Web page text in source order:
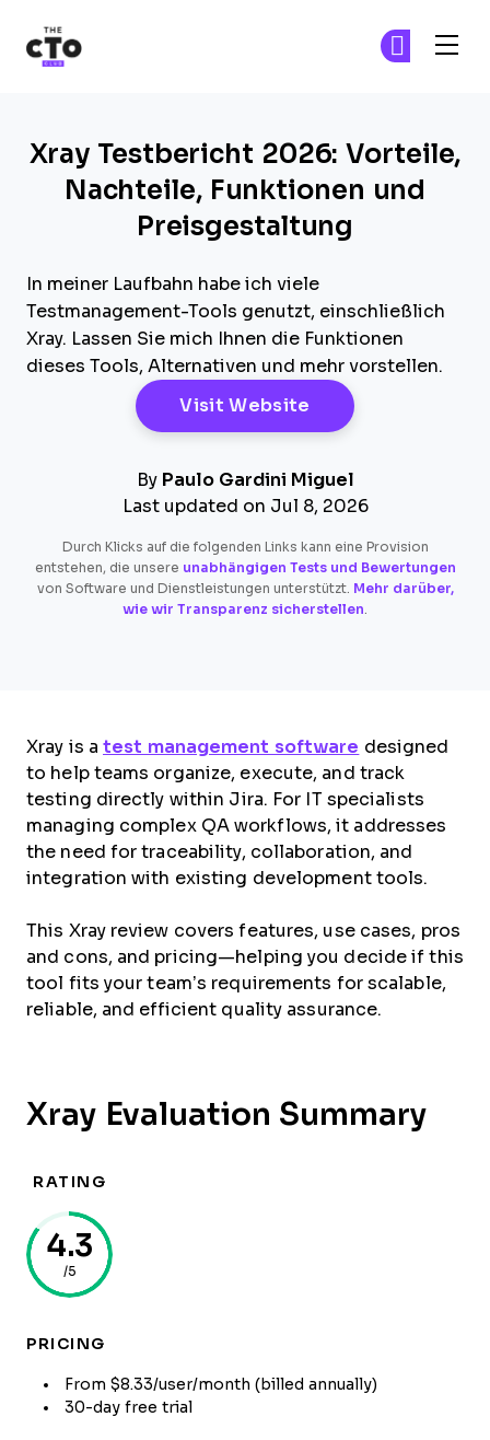
Xray Testbericht 2026: Vorteile,
Nachteile, Funktionen und
Preisgestaltung
In meiner Laufbahn habe ich viele
Testmanagement-Tools genutzt, einschließlich
Xray. Lassen Sie mich Ihnen die Funktionen
dieses Tools, Alternativen und mehr vorstellen.
Visit Website Opens New
By Paulo Gardini Miguel
Last updated on Jul 8, 2026
Durch Klicks auf die folgenden Links kann eine Provision
entstehen, die unsere unabhängigen Tests und Bewertungen
von Software und Dienstleistungen unterstützt. Mehr darüber,
wie wir Transparenz sicherstellen.
Xray is a test management software designed
to help teams organize, execute, and track
testing directly within Jira. For IT specialists
managing complex QA workflows, it addresses
the need for traceability, collaboration, and
integration with existing development tools.
This Xray review covers features, use cases, pros
and cons, and pricing—helping you decide if this
tool fits your team’s requirements for scalable,
reliable, and efficient quality assurance.
Xray Evaluation Summary
RATING
4.3
/5
PRICING
From $8.33/user/month (billed annually)
30-day free trial